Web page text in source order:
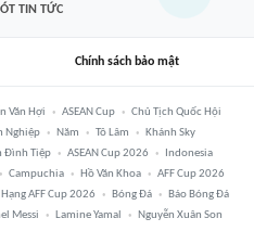
TIN TỨC
Chính sách bảo mật
Văn Hợi ASEAN Cup
Chủ Tịch Quốc Hội
Nghiệp Năm Tô Lâm
Khánh Sky
Đình Tiệp ASEAN Cup 2026
Indonesia
Campuchia Hồ Văn Khoa
AFF Cup 2026
AFF Cup 2026 Bóng Đá
Báo Bóng Đá
Messi Lamine Yamal
Nguyễn Xuân Son